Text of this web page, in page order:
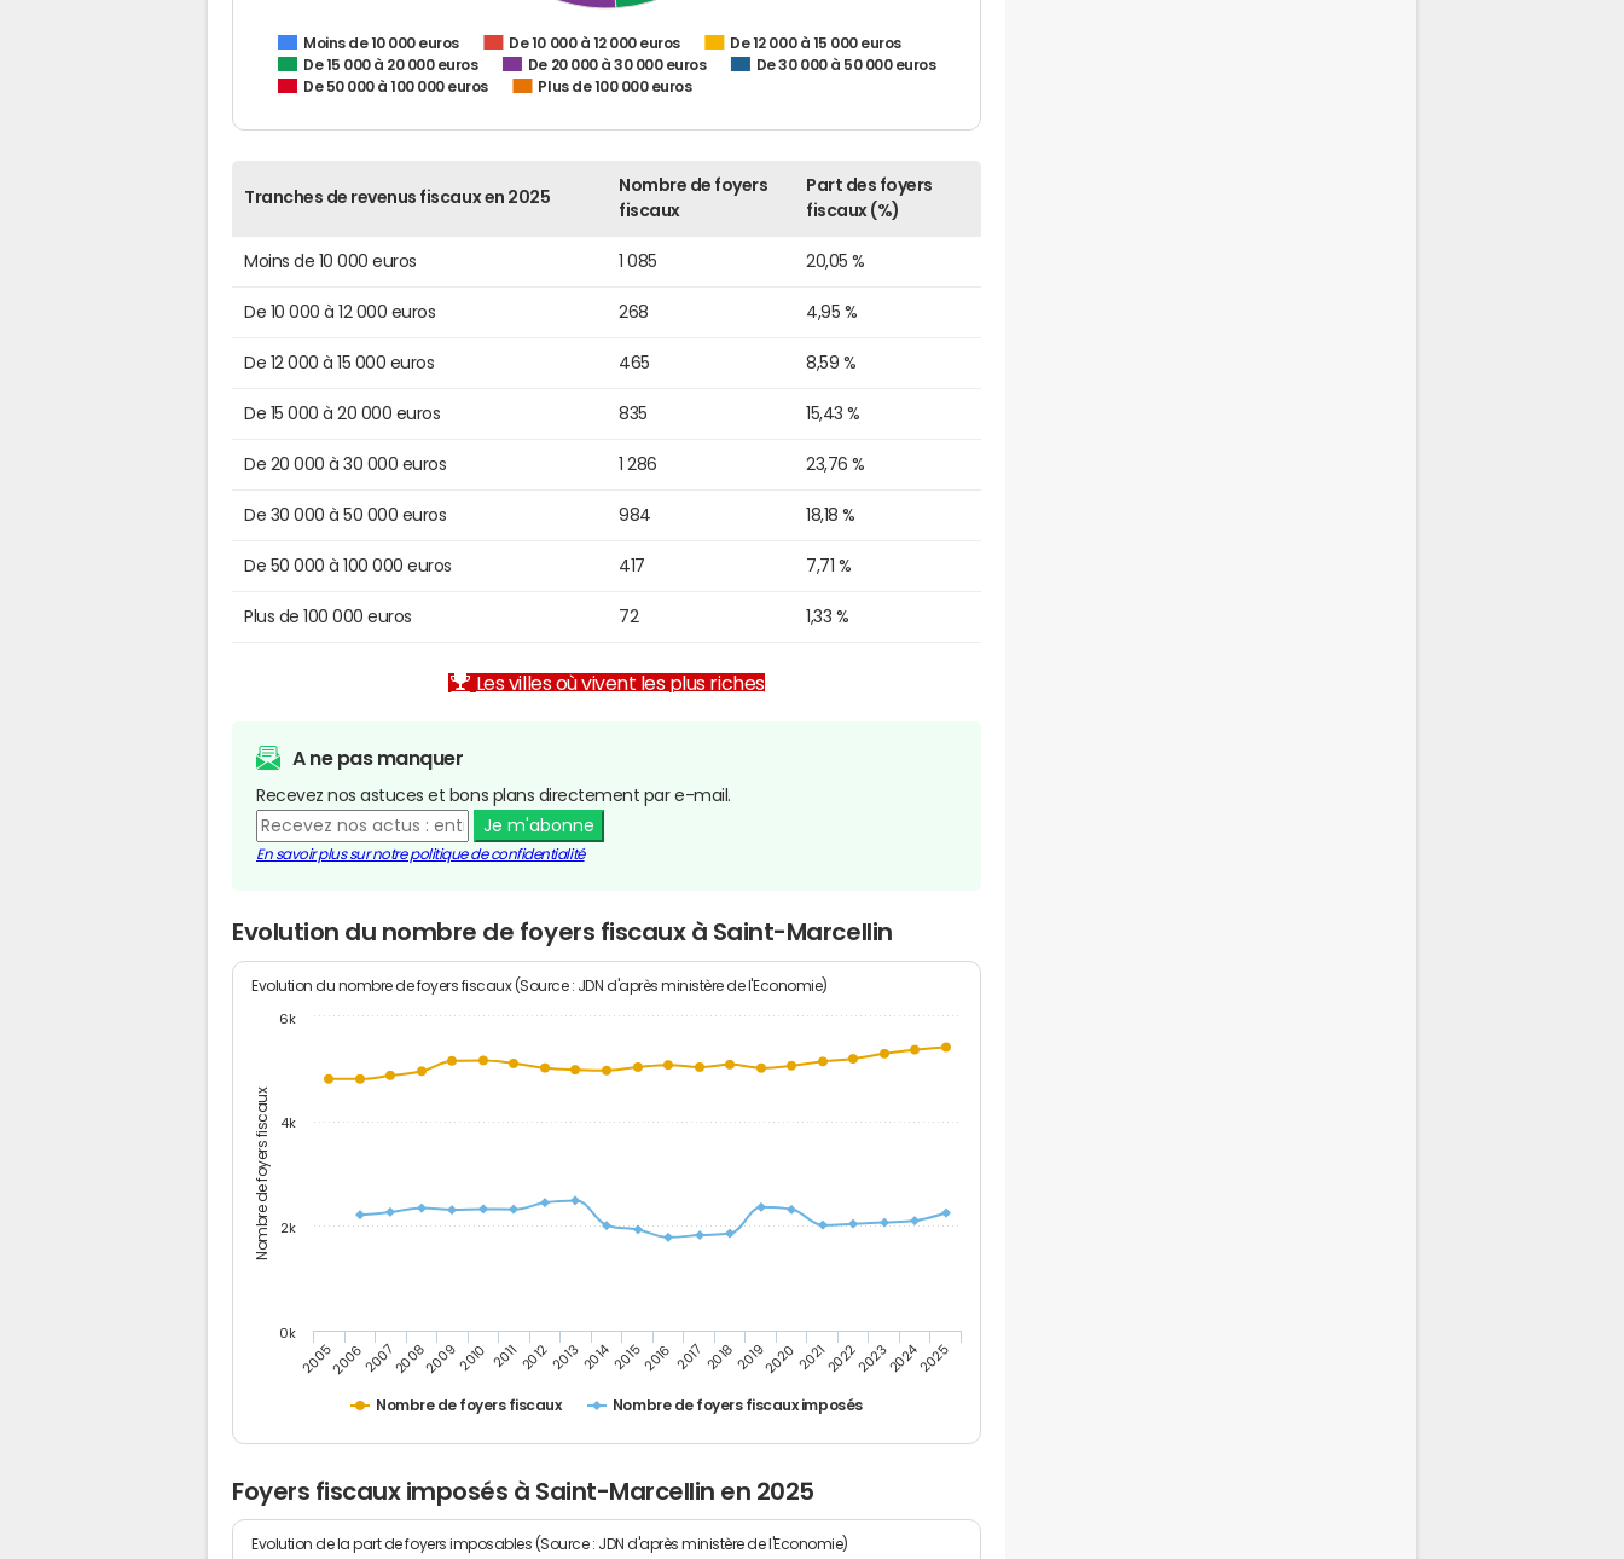
Moins de 10 000 euros De 10 000 à 12 000 euros
De 12 000 à 15 000 euros
De 15 000 à 20 000 euros
De 20 000 à 30 000 euros
De 30 000 à 50 000 euros
De 50 000 à 100 000 euros
Plus de 100 000 euros
Tranches de revenus fiscaux en 2025
Nombre de foyers
fiscaux
Part des foyers
fiscaux (%)
Moins de 10 000 euros 1 085 20,05 %
De 10 000 à 12 000 euros 268 4,95 %
De 12 000 à 15 000 euros 465 8,59 %
De 15 000 à 20 000 euros 835 15,43 %
De 20 000 à 30 000 euros 1 286 23,76 %
De 30 000 à 50 000 euros 984 18,18 %
De 50 000 à 100 000 euros 417 7,71 %
Plus de 100 000 euros 72 1,33 %
Les villes où vivent les plus riches
A ne pas manquer
Recevez nos astuces et bons plans directement par e-mail.
Je m'abonne
En savoir plus sur notre politique de confidentialité
Evolution du nombre de foyers fiscaux à Saint-Marcellin
Nombre de foyers fiscaux
Evolution du nombre de foyers fiscaux (Source : JDN d'après ministère de l'Economie)
Nombre de foyers fiscaux Nombre de foyers fiscaux imposés
200520062007200820092010 201120122013201420152016 2017 20182019202020212022202320242025
0k
2k
4k
6k
Foyers fiscaux imposés à Saint-Marcellin en 2025
Evolution de la part de foyers imposables (Source : JDN d'après ministère de l'Economie)